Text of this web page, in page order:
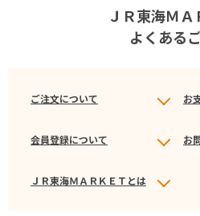
ＪＲ東海ＭＡ
よくある
ご注文について お
会員登録について お
ＪＲ東海ＭＡＲＫＥＴとは